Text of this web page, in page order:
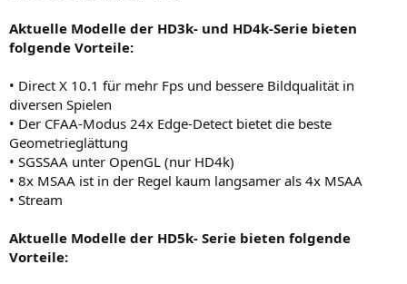
Aktuelle Modelle der HD3k- und HD4k-Serie bieten
folgende Vorteile:
• Direct X 10.1 für mehr Fps und bessere Bildqualität in
diversen Spielen
• Der CFAA-Modus 24x Edge-Detect bietet die beste
Geometrieglättung
• SGSSAA unter OpenGL (nur HD4k)
• 8x MSAA ist in der Regel kaum langsamer als 4x MSAA
• Stream
Aktuelle Modelle der HD5k- Serie bieten folgende
Vorteile: